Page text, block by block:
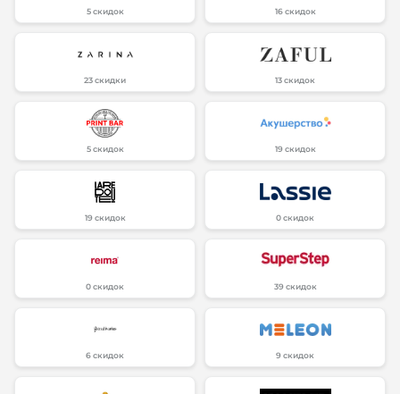
5 скидок 16 скидок
23 скидки 13 скидок
5 скидок 19 скидок
19 скидок 0 скидок
0 скидок 39 скидок
6 скидок 9 скидок